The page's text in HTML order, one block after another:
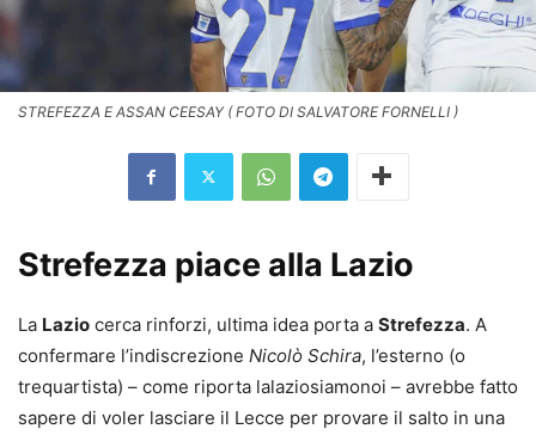
STREFEZZA E ASSAN CEESAY ( FOTO DI SALVATORE FORNELLI )
Strefezza piace alla Lazio
La Lazio cerca rinforzi, ultima idea porta a Strefezza. A
confermare l’indiscrezione Nicolò Schira, l’esterno (o
trequartista) – come riporta lalaziosiamonoi – avrebbe fatto
sapere di voler lasciare il Lecce per provare il salto in una